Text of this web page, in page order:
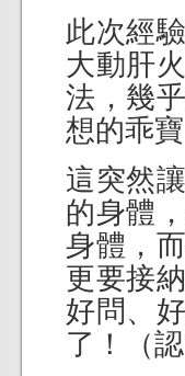
此次經
大動肝
法，幾
想的乖寶
這突然
的身體
身體，
更要接
好問、
了！（